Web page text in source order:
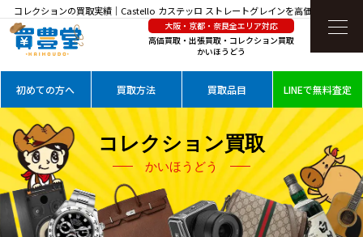
コレクションの買取実績｜Castello カステッロ ストレートグレインを高価買取
大阪・京都・奈良全エリア対応
高価買取・出張買取・コレクション買取
かいほうどう
初めての方へ 買取方法 買取品目 LINEで無料査定
コレクション買取
かいほうどう